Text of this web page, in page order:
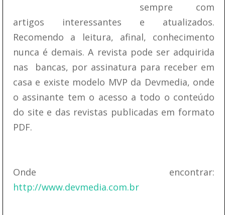
sempre com
artigos interessantes e atualizados.
Recomendo a leitura, afinal, conhecimento
nunca é demais. A revista pode ser adquirida
nas bancas, por assinatura para receber em
casa e existe modelo MVP da Devmedia, onde
o assinante tem o acesso a todo o conteúdo
do site e das revistas publicadas em formato
PDF.
Onde encontrar:
http://www.devmedia.com.br